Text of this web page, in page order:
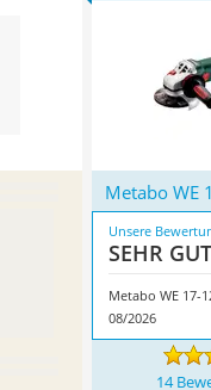
Metabo WE
Unsere
SEHR GUT
Metabo WE 17-
08/2026
14